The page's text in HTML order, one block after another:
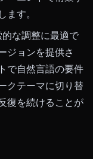
す。
的な調整に最適で
ジョンを提供さ
で自然言語の要件
クテーマに切り替
復を続けることが